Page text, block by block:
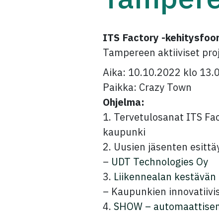
ITS Factory -
Tampereen aktiiviset
Aika: 10.10.2022 klo
Paikka: Crazy Town
Ohjelma:
1. Tervetulosanat ITS
kaupunki
2. Uusien jäsenten
– UDT Technologies Oy
3. Liikennealan
– Kaupunkien
4. SHOW –